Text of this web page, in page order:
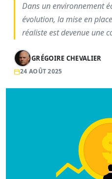
Dans un environnement
évolution, la mise en
réaliste est devenue une
GRÉGOIRE CHEVALIER
24 AOÛT 2025